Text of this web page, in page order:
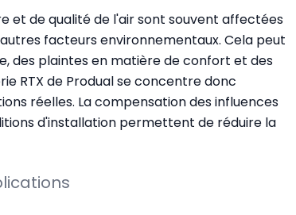
et de qualité de l'air sont souvent affectées
facteurs environnementaux. Cela peut
des plaintes en matière de confort et des
RTX de Produal se concentre donc
réelles. La compensation des influences
d'installation permettent de réduire la